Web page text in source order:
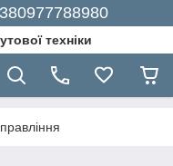
техніки